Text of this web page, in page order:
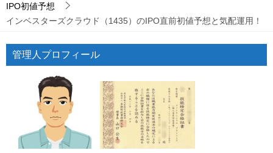
IPO初値予想
インベスターズクラウド（1435）のIPO直前初値予想と気配運用！
管理人プロフィール